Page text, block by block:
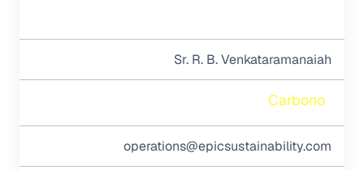
Sr. R. B. Venkataramanaiah
Carbono
operations@epicsustainability.com